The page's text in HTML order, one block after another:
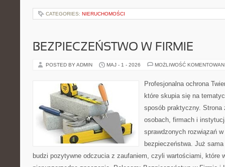
CATEGORIES: NIERUCHOMOŚCI
BEZPIECZEŃSTWO W FIRMIE
POSTED BY ADMIN MAJ - 1 - 2026 MOŻLIWOŚĆ
Profesjonalna ochrona
które skupia się na
sposób praktyczny. Strona
osobach, firmach i
sprawdzonych rozwiązań
bezpieczeństwa. Już
budzi pozytywne odczucia z zaufaniem, czyli wartościami, które